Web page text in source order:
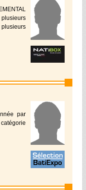
plusieurs
par